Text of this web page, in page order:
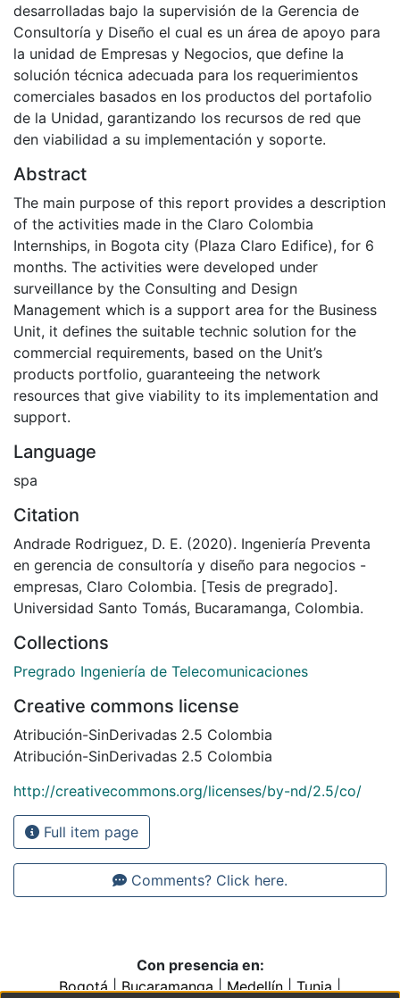
desarrolladas bajo la supervisión de la Gerencia de
Consultoría y Diseño el cual es un área de apoyo para
la unidad de Empresas y Negocios, que define la
solución técnica adecuada para los requerimientos
comerciales basados en los productos del portafolio
de la Unidad, garantizando los recursos de red que
den viabilidad a su implementación y soporte.
Abstract
The main purpose of this report provides a description
of the activities made in the Claro Colombia
Internships, in Bogota city (Plaza Claro Edifice), for 6
months. The activities were developed under
surveillance by the Consulting and Design
Management which is a support area for the Business
Unit, it defines the suitable technic solution for the
commercial requirements, based on the Unit’s
products portfolio, guaranteeing the network
resources that give viability to its implementation and
support.
Language
spa
Citation
Andrade Rodriguez, D. E. (2020). Ingeniería Preventa
en gerencia de consultoría y diseño para negocios -
empresas, Claro Colombia. [Tesis de pregrado].
Universidad Santo Tomás, Bucaramanga, Colombia.
Collections
Pregrado Ingeniería de Telecomunicaciones
Creative commons license
Atribución-SinDerivadas 2.5 Colombia
Atribución-SinDerivadas 2.5 Colombia
http://creativecommons.org/licenses/by-nd/2.5/co/
Full item page
Comments? Click here.
Con presencia en:
Bogotá|Bucaramanga|Medellín|Tunja|